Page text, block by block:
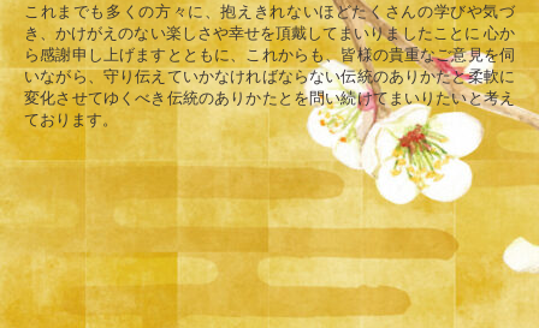
これまでも多くの方々に、抱えきれないほどたくさんの学びや気づ
き、かけがえのない楽しさや幸せを頂戴してまいりましたことに 心か
ら感謝申し上げますとともに、これからも、皆様の貴重なご意見を伺
いながら、守り伝えていかなければならない伝統のありかたと柔軟に
変化させてゆくべき伝統のありかたとを問い続けてまいりたいと考え
ております。